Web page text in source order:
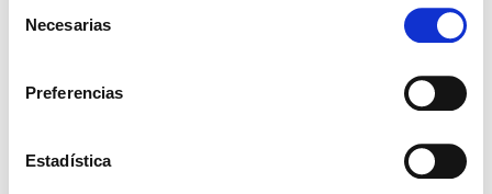
Necesarias
Preferencias
Estadística
talentos ocultos, nos pide una positividad en acto,
Por tanto, no es una cuestión emocional sino sobre
todo un reconocimiento «de lo que eres para mí y
para el mundo entero. “¡Te reconozco, Señor!”.
“Bien, te confío el testimonio y mi gloria en el